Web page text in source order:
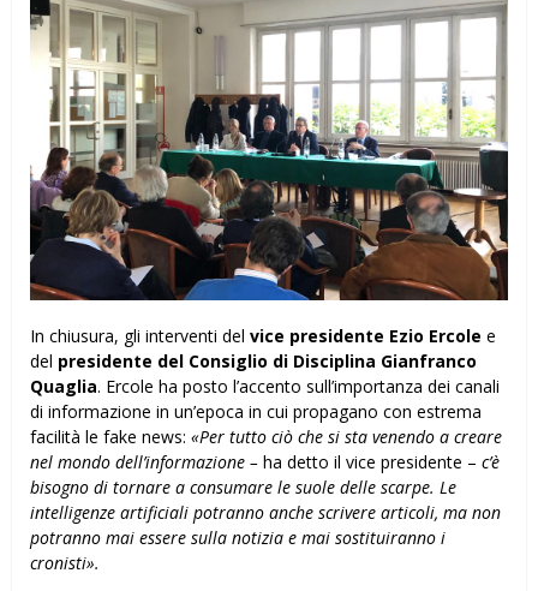
In chiusura, gli interventi del vice presidente Ezio Ercole e
del presidente del Consiglio di Disciplina Gianfranco
Quaglia. Ercole ha posto l’accento sull’importanza dei canali
di informazione in un’epoca in cui propagano con estrema
facilità le fake news: «Per tutto ciò che si sta venendo a creare
nel mondo dell’informazione – ha detto il vice presidente – c’è
bisogno di tornare a consumare le suole delle scarpe. Le
intelligenze artificiali potranno anche scrivere articoli, ma non
potranno mai essere sulla notizia e mai sostituiranno i
cronisti».